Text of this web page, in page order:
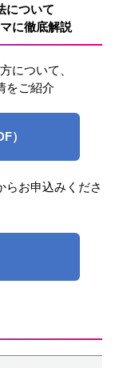
について
に徹底解説
について、
をご紹介
）
らお申込みくださ